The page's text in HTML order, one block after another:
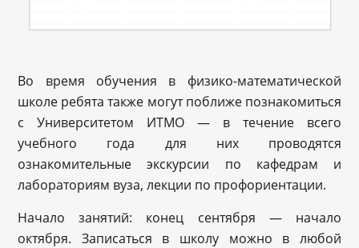
Во время обучения в физико-математической
школе ребята также могут поближе познакомиться
с Университетом ИТМО — в течение всего
учебного года для них проводятся
ознакомительные экскурсии по кафедрам и
лабораториям вуза, лекции по профориентации.
Начало занятий: конец сентября — начало
октября. Записаться в школу можно в любой